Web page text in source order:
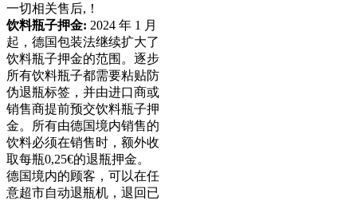
一切相关售后,！
饮料瓶子押金: 2024 年 1 月
起，德国包装法继续扩大了
饮料瓶子押金的范围。逐步
所有饮料瓶子都需要粘贴防
伪退瓶标签，并由进口商或
销售商提前预交饮料瓶子押
金。所有由德国境内销售的
饮料必须在销售时，额外收
取每瓶0,25€的退瓶押金。
德国境内的顾客，可以在任
意超市自动退瓶机，退回已